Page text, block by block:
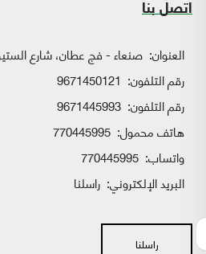
اتصل بنا
العنوان: صنعاء - فج عطان، شارع
رقم التلفون: 9671450121
رقم التلفون: 9671445993
هاتف محمول: 770445995
واتساب:
البريد الإلكتروني: راسلنا
راسلنا